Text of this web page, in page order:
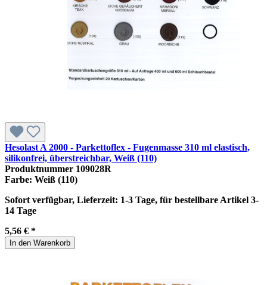
Hesolast A 2000 - Parkettoflex - Fugenmasse 310 ml elastisch,
silikonfrei, überstreichbar, Weiß (110)
Produktnummer 109028R
Farbe: Weiß (110)
Sofort verfügbar, Lieferzeit: 1-3 Tage, für bestellbare Artikel 3-
14 Tage
5,56 € *
In den Warenkorb